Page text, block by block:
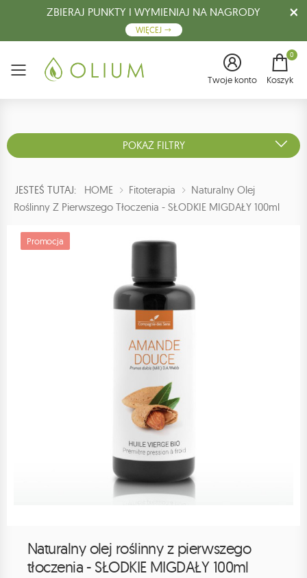
ZBIERAJ PUNKTY I WYMIENIAJ NA NAGRODY
WIĘCEJ
Menu Twoje konto
0
Koszyk
POKAŻ FILTRY
JESTEŚ TUTAJ: HOME Fitoterapia
Naturalny Olej
Roślinny Z Pierwszego Tłoczenia - SŁODKIE MIGDAŁY 100ml
Promocja
Naturalny olej roślinny z pierwszego
tłoczenia - SŁODKIE MIGDAŁY 100ml